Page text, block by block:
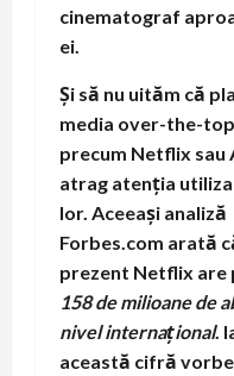
cinematograf
ei.
Și să nu uităm că
media over-the-
precum Netflix sau
atrag atenția
lor. Aceeași analiză
Forbes.com arată
prezent Netflix are
158 de milioane de
nivel internațional.
această cifră